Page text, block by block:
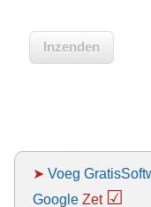
➤ Voeg
Google Zet ☑